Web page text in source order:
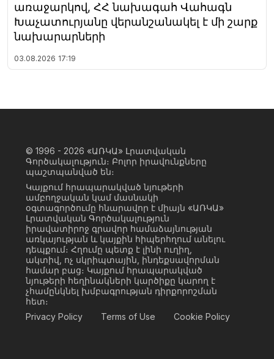
առաջարկով, ՀՀ նախագահ Վահագն
Խաչատուրյանը վերանշանակել է մի շարք
նախարարների
03.08.2026 17:19
© 1996 - 2026 «ԱՌԿԱ» Լրատվական
Գործակալություն։ Բոլոր իրավունքները
պաշտպանված են։
Կայքում հրապարակված նյութերի
ամբողջական կամ մասնակի
օգտագործումը հնարավոր է միայն «ԱՌԿԱ»
Լրատվական Գործակալություն
իրավատիրոջ գրավոր համաձայնության
առկայության և կայքին հիպերհղում անելու
դեպքում։ Հղումը պետք է լինի ուղիղ,
ակտիվ, ոչ սկրիպտային, ինդեքսավորման
համար բաց։ Կայքում հրապարակված
նյութերի հեղինակների կարծիքը կարող է
չհամընկնել խմբագրության դիրքորոշման
հետ։
Privacy Policy
Terms of Use Cookie Policy